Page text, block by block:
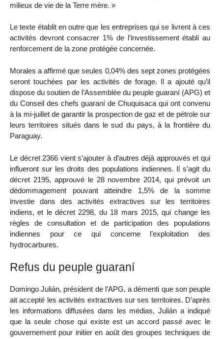
milieux de vie de la Terre mère. »
Le texte établit en outre que les entreprises qui se livrent à ces
activités devront consacrer 1% de l’investissement établi au
renforcement de la zone protégée concernée.
Morales a affirmé que seules 0,04% des sept zones protégées
seront touchées par les activités de forage. Il a ajouté qu’il
dispose du soutien de l’Assemblée du peuple guaraní (APG) et
du Conseil des chefs guaraní de Chuquisaca qui ont convenu
à la mi-juillet de garantir la prospection de gaz et de pétrole sur
leurs territoires situés dans le sud du pays, à la frontière du
Paraguay.
Le décret 2366 vient s’ajouter à d’autres déjà approuvés et qui
influeront sur les droits des populations indiennes. Il s’agit du
décret 2195, approuvé le 28 novembre 2014, qui prévoit un
dédommagement pouvant atteindre 1,5% de la somme
investie dans des activités extractives sur les territoires
indiens, et le décret 2298, du 18 mars 2015, qui change les
règles de consultation et de participation des populations
indiennes pour ce qui concerne l’exploitation des
hydrocarbures.
Refus du peuple guaraní
Domingo Julián, président de l’APG, a démenti que son peuple
ait accepté les activités extractives sur ses territoires. D’après
les informations diffusées dans les médias, Julián a indiqué
que la seule chose qui existe est un accord passé avec le
gouvernement pour initier en août des groupes techniques de